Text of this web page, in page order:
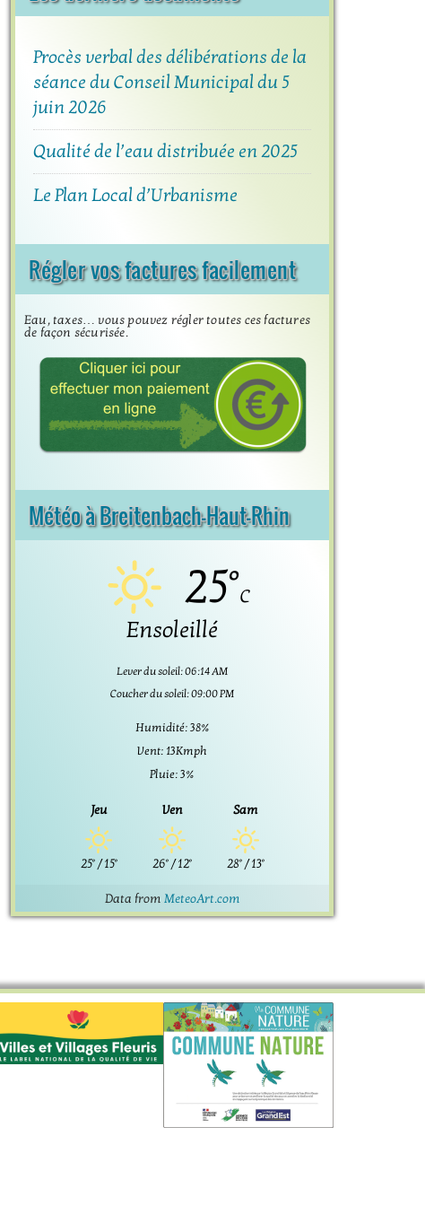
Procès verbal des délibérations de la
séance du Conseil Municipal du 5
juin 2026
Qualité de l’eau distribuée en 2025
Le Plan Local d’Urbanisme
Régler vos factures facilement
Eau, taxes… vous pouvez régler toutes ces factures
de façon sécurisée.
Météo à Breitenbach-Haut-Rhin
25°C
Ensoleillé
Lever du soleil: 06:14 AM
Coucher du soleil: 09:00 PM
Humidité: 38%
Vent: 13Kmph
Pluie: 3%
Jeu
25° / 15°
Ven
26°/12°
Sam
28°/13°
Data from MeteoArt.com